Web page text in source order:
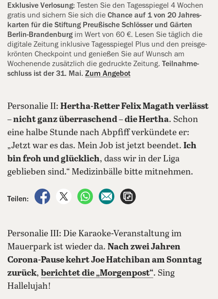
Exklusive Verlosung: Testen Sie den Tagesspiegel 4 Wochen
gratis und sichern Sie sich die Chance auf 1 von 20 Jahres­
karten für die Stiftung Preußische Schlösser und Gärten
Berlin-Brandenburgim Wert von 60 €. Lesen Sie täglich die
digitale Zeitung inklusive Tages­spiegel Plus und den preis­ge­
krön­ten Check­point und ge­nie­ßen Sie auf Wunsch am
Wochen­ende zusätz­lich die gedruckte Zeitung. Teilnahme­
schluss ist der 31. Mai. Zum Angebot
Personalie II: Hertha-Retter Felix Magath verlässt
– nicht ganz überraschend – die Hertha. Schon
eine halbe Stunde nach Abpfiff verkündete er:
„Jetzt war es das. Mein Job ist jetzt beendet. Ich
bin froh und glücklich, dass wir in der Liga
geblieben sind.“ Medizinbälle bitte mitnehmen.
Teilen:
auf Facebook teilen
auf X teilenper WhatsApp teilen
per E-Mail teilen
Personalie III: Die Karaoke-Veranstaltung im
Mauerpark ist wieder da. Nach zwei Jahren
Corona-Pause kehrt Joe Hatchiban am Sonntag
zurück, berichtet die „Morgenpost“. Sing
Hallelujah!